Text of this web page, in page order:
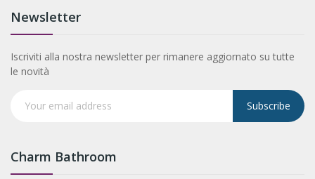
Newsletter
Iscriviti alla nostra newsletter per rimanere aggiornato su tutte
le novità
Subscribe
Charm Bathroom